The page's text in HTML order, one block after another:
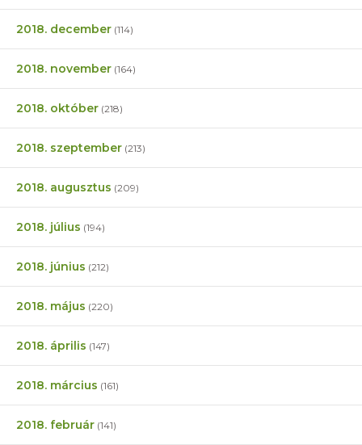
2018. december (114)
2018. november (164)
2018. október (218)
2018. szeptember (213)
2018. augusztus (209)
2018. július (194)
2018. június (212)
2018. május (220)
2018. április (147)
2018. március (161)
2018. február (141)